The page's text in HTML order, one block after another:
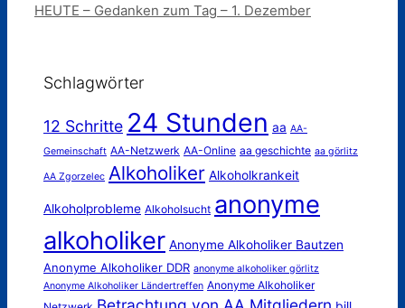
HEUTE – Gedanken zum Tag – 1. Dezember
Schlagwörter
12 Schritte 24 Stunden aa AA-
Gemeinschaft AA-Netzwerk AA-Online aa geschichte aa görlitz
AA Zgorzelec Alkoholiker Alkoholkrankeit
Alkoholprobleme Alkoholsucht anonyme
alkoholiker Anonyme Alkoholiker Bautzen
Anonyme Alkoholiker DDR anonyme alkoholiker görlitz
Anonyme Alkoholiker Ländertreffen Anonyme Alkoholiker